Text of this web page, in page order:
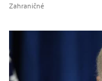
Zahraničné